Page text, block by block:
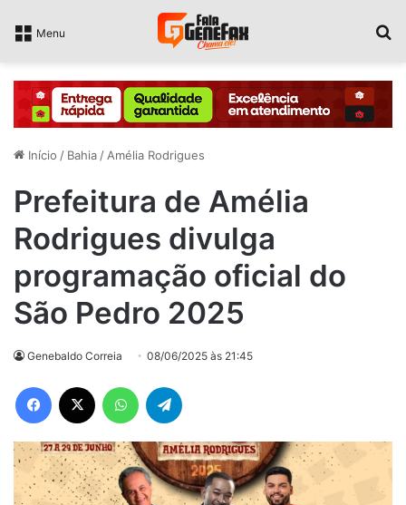
Menu
Início / Bahia / Amélia Rodrigues
Prefeitura de Amélia
Rodrigues divulga
programação oficial do
São Pedro 2025
Genebaldo Correia 08/06/2025 às 21:45
Facebook WhatsApp